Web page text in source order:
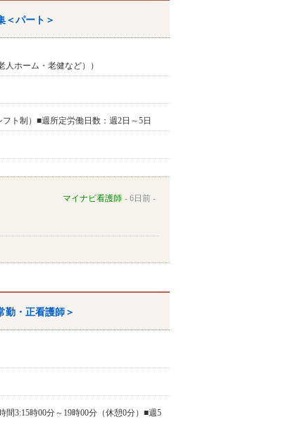
＜パート＞
ホーム・老健など））
フト制）■週所定労働日数：週2日～5日
マイナビ看護師 6日前
勤・正看護師＞
間3:15時00分～19時00分（休憩0分）■週5